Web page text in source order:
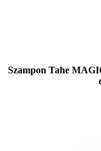
Szampon Tahe